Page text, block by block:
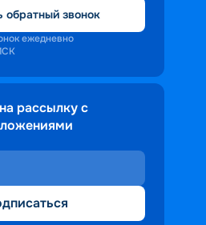
обратный звонок
ежедневно
рассылку с